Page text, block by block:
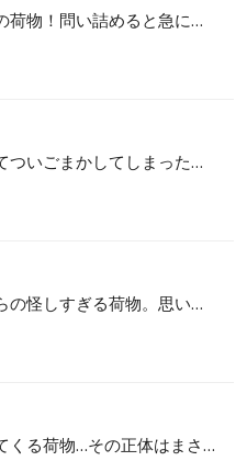
荷物！問い詰めると急に…
ついごまかしてしまった…
の怪しすぎる荷物。思い…
くる荷物…その正体はまさ…